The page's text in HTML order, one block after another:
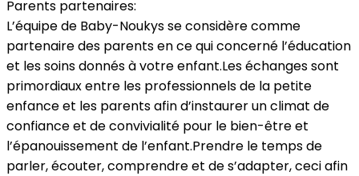
Parents partenaires:
L’équipe de Baby-Noukys se considère comme
partenaire des parents en ce qui concerné l’éducation
et les soins donnés à votre enfant.Les échanges sont
primordiaux entre les professionnels de la petite
enfance et les parents afin d’instaurer un climat de
confiance et de convivialité pour le bien-être et
l’épanouissement de l’enfant.Prendre le temps de
parler, écouter, comprendre et de s’adapter, ceci afin